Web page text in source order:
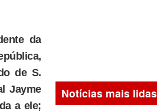
da
de S.
Jayme
a ele;
Notícias mais lidas